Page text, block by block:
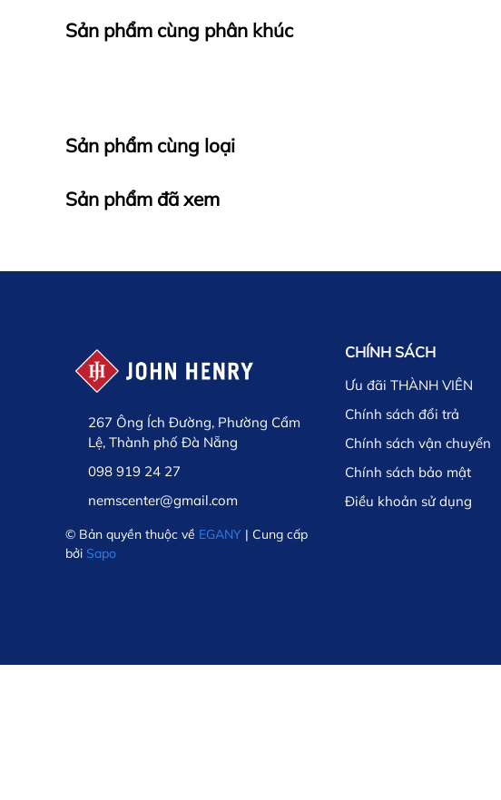
Sản phẩm cùng phân khúc
Sản phẩm cùng loại
Sản phẩm đã xem
267 Ông Ích Đường, Phường Cẩm
Lệ, Thành phố Đà Nẵng
098 919 24 27
nemscenter@gmail.com
© Bản quyền thuộc về EGANY | Cung cấp
bởi Sapo
CHÍNH SÁCH
Ưu đãi THÀNH VIÊN
Chính sách đổi trả
Chính sách vận chuyển
Chính sách bảo mật
Điều khoản sử dụng